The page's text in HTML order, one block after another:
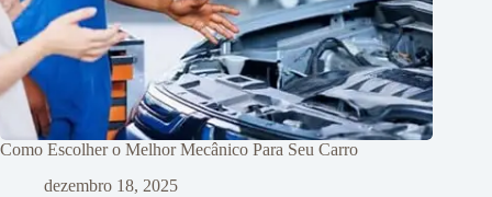
Como Escolher o Melhor Mecânico Para Seu Carro
dezembro 18, 2025